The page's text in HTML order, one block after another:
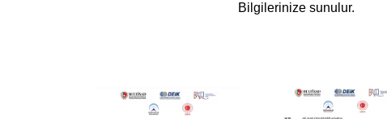
Bilgilerinize sunulur.